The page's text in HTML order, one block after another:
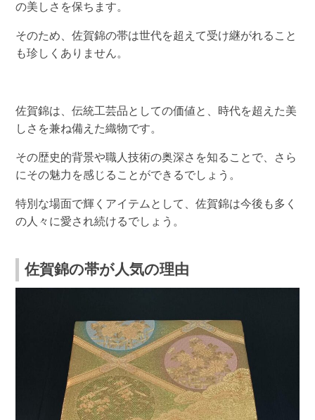
の美しさを保ちます。
そのため、佐賀錦の帯は世代を超えて受け継がれること
も珍しくありません。
佐賀錦は、伝統工芸品としての価値と、時代を超えた美
しさを兼ね備えた織物です。
その歴史的背景や職人技術の奥深さを知ることで、さら
にその魅力を感じることができるでしょう。
特別な場面で輝くアイテムとして、佐賀錦は今後も多く
の人々に愛され続けるでしょう。
佐賀錦の帯が人気の理由